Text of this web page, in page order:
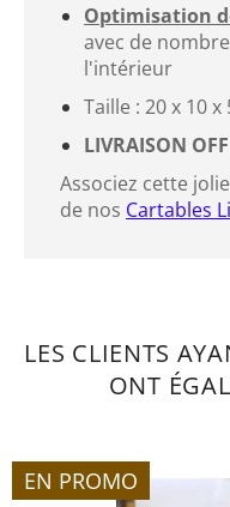
Optimisation
avec de
l'intérieur
Taille : 20 x 10 x
LIVRAISON
Associez cette
de nos Cartables
LES CLIENTS
ONT
EN PROMO